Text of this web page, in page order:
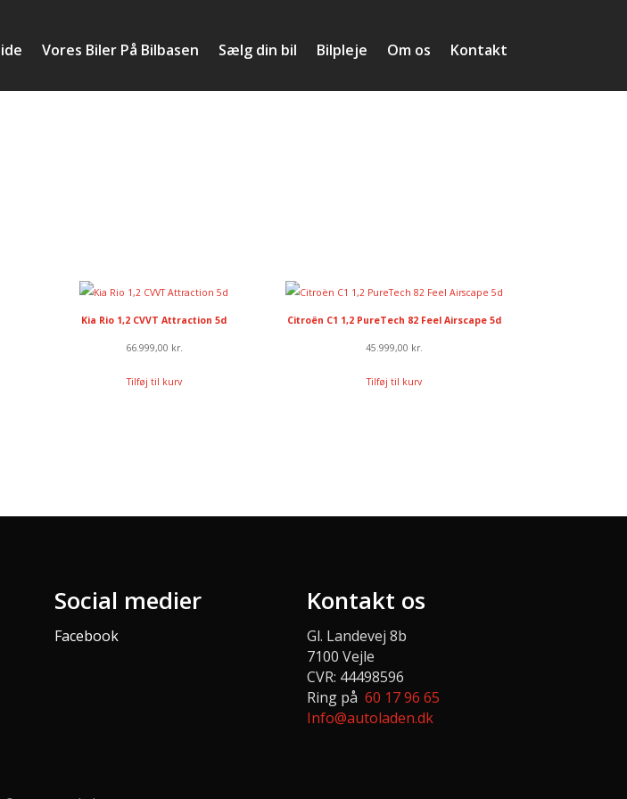
Vores Biler På Bilbasen Sælg din bil Bilpleje Om os Kontakt
Kia Rio 1,2 CVVT Attraction 5d
66.999,00 kr.
Tilføj til kurv
Citroën C1 1,2 PureTech 82 Feel Airscape 5d
45.999,00 kr.
Tilføj til kurv
Social medier
Facebook
Kontakt os
Gl. Landevej 8b
7100 Vejle
CVR: 44498596
Ring på 60 17 96 65
Info@autoladen.dk